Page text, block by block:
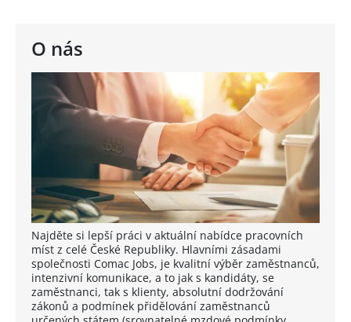
O nás
Najděte si lepší práci v aktuální nabídce pracovních
míst z celé České Republiky. Hlavními zásadami
společnosti Comac Jobs, je kvalitní výběr zaměstnanců,
intenzivní komunikace, a to jak s kandidáty, se
zaměstnanci, tak s klienty, absolutní dodržování
zákonů a podmínek přidělování zaměstnanců